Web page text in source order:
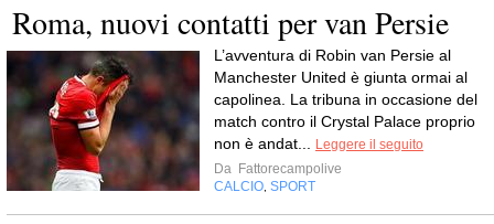
Roma, nuovi contatti per van Persie
L’avventura di Robin van Persie al
Manchester United è giunta ormai al
capolinea. La tribuna in occasione del
match contro il Crystal Palace proprio
non è andat...
Leggere il seguito
Da Fattorecampolive
CALCIO SPORT